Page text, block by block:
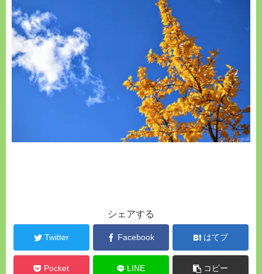
シェアする
Twitter Facebook はてブ
Pocket LINE コピー